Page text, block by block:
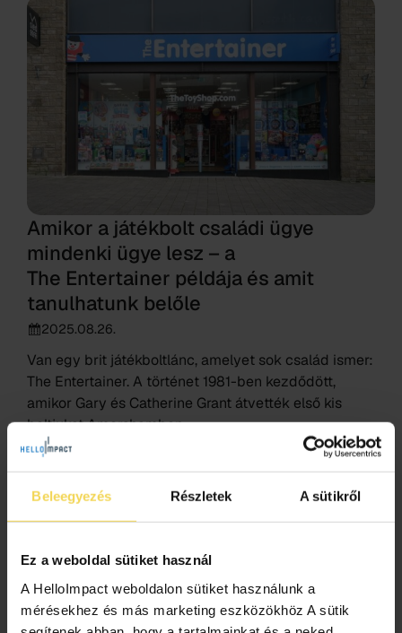
Beleegyezés Részletek A sütikről
Ez a weboldal sütiket használ
A HelloImpact weboldalon sütiket használunk a
mérésekhez és más marketing eszközökhöz A sütik
Amikor a játékbolt családi ügye
mindenki ügye lesz – a
The Entertainer példája és amit
tanulhatunk belőle
2025.08.26.
Van egy brit játékboltlánc, amelyet sok család ismer:
The Entertainer. A történet 1981-ben kezdődött,
amikor Gary és Catherine Grant átvették első kis
boltjukat Amershamben.
vállalatok